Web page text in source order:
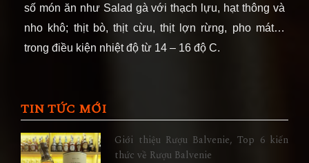
số món ăn như Salad gà với thạch lựu, hạt thông và
nho khô; thịt bò, thịt cừu, thịt lợn rừng, pho mát…
trong điều kiện nhiệt độ từ 14 – 16 độ C.
TIN TỨC MỚI
Giới thiệu Rượu Balvenie, Top 6 kiến
thức về Rượu Balvenie